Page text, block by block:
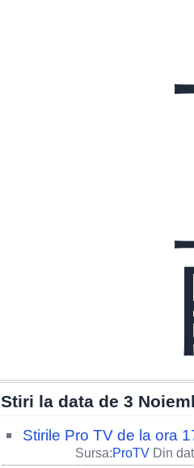
Stiri la data de 3
Stirile Pro TV de la ora
Sursa:ProTV Din